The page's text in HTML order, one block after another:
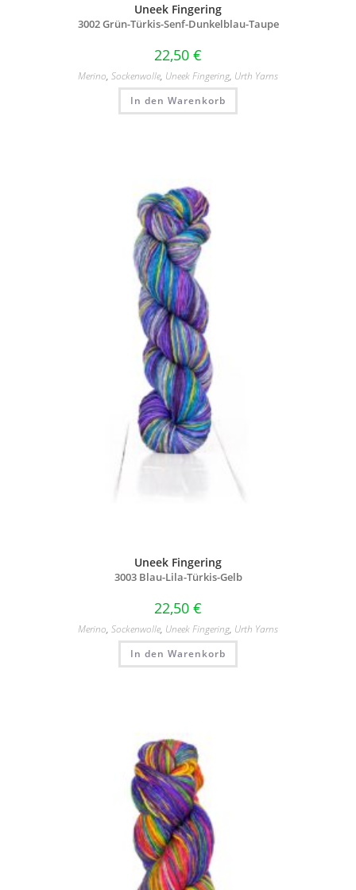
Uneek Fingering
3002 Grün-Türkis-Senf-Dunkelblau-Taupe
22,50 €
Merino, Sockenwolle, Uneek Fingering, Urth Yarns
In den Warenkorb
Uneek Fingering
3003 Blau-Lila-Türkis-Gelb
22,50 €
Merino, Sockenwolle, Uneek Fingering, Urth Yarns
In den Warenkorb